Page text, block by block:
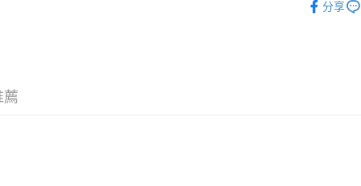
的訂單。
送貨方式
分享
薦